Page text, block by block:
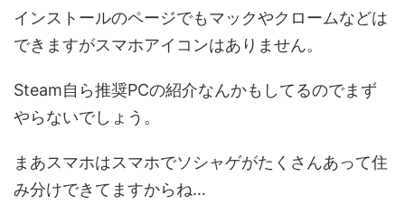
インストールのページでもマックやクロームなどは
できますがスマホアイコンはありません。
Steam自ら推奨PCの紹介なんかもしてるのでまず
やらないでしょう。
まあスマホはスマホでソシャゲがたくさんあって住
み分けできてますからね…